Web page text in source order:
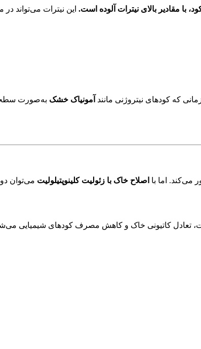
مقادیر بالای نیترات آلوده است. این نیترات می‌تواند
که کودهای نیتروژنی مانند آمونیاک خشک به‌صورت
می‌کند. اما با اصلاح خاک با زئولیت کلینوپتیلولیت می‌توان
تعادل کاتیونی خاک و کاهش مصرف کودهای شیمیایی